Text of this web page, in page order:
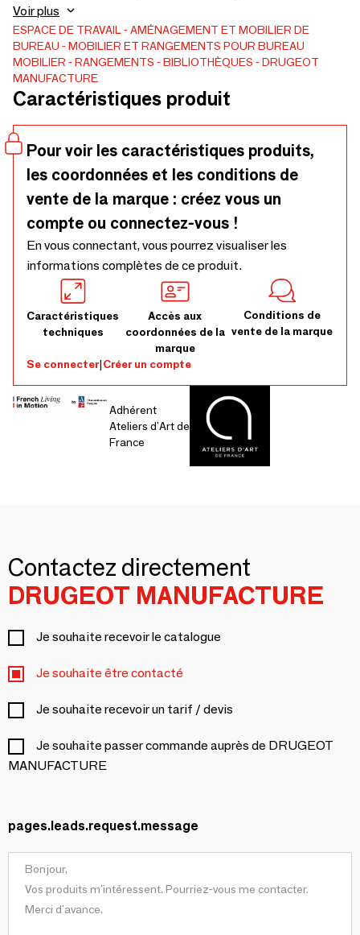
Pratique, elle apporte une touche de distinction dans votre
intérieur. DIMENSIONS H. 200CM X L. 100CM X P. 25CM -
Pied adapté pour une plinthe jusqu'à 1.5CM d'épaisseur et
12.5CM de haut, POIDS 38kg - MATÉRIAUX Chêne
français 100% massif issu de forêts françaises gérées
durablement - Fonds replaqués chêne 6/10 massif -
FINITION Vernit mat + fonds couleurs personnalisables.
Livrée montée - Bibliothèque fabriquée en Anjou, France
Voir plus
ESPACE DE TRAVAIL
AMÉNAGEMENT ET MOBILIER DE
BUREAU
MOBILIER ET RANGEMENTS POUR BUREAU
MOBILIER
RANGEMENTS BIBLIOTHÈQUES
DRUGEOT
MANUFACTURE
Caractéristiques produit
Pour voir les caractéristiques produits,
les coordonnées et les conditions de
vente de la marque : créez vous un
compte ou connectez-vous !
En vous connectant, vous pourrez visualiser les
informations complètes de ce produit.
Caractéristiques
techniques
Accès aux
coordonnées de la
marque
Conditions de
vente de la marque
Se connecter|Créer un compte
Adhérent
Ateliers d'Art de
France
Contactez directement
DRUGEOT MANUFACTURE
Je souhaite recevoir le catalogue
Je souhaite être contacté
Je souhaite recevoir un tarif / devis
Je souhaite passer commande auprès de DRUGEOT
MANUFACTURE
pages.leads.request.message